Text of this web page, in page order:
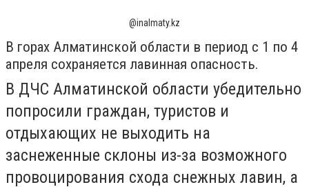
@inalmaty.kz
В горах Алматинской области в период с 1 по 4
апреля сохраняется лавинная опасность.
В ДЧС Алматинской области убедительно
попросили граждан, туристов и
отдыхающих не выходить на
заснеженные склоны из-за возможного
провоцирования схода снежных лавин, а